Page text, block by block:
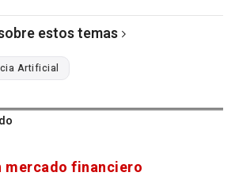
estos temas
Artificial
mercado financiero